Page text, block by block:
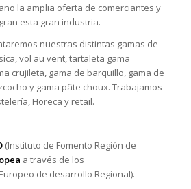
la amplia oferta de comerciantes y
esta gran industria.
nuestras distintas gamas de
vol au vent, tartaleta gama
crujileta, gama de barquillo, gama de
y gama pâte choux. Trabajamos
Horeca y retail.
(Instituto de Fomento Región de
a través de los
de desarrollo Regional).